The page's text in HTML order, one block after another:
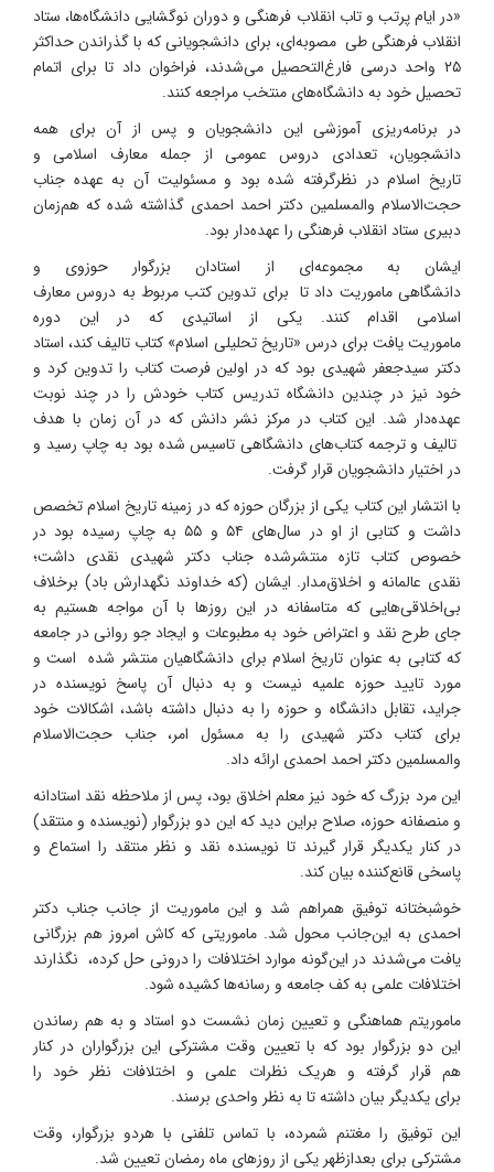
«در ایام پرتب و تاب انقلاب فرهنگی و دوران نوگشایی دانشگاه‌ها، ستاد
انقلاب فرهنگی طی مصوبه‌ای، برای دانشجویانی که با گذراندن حداکثر
۲۵ واحد درسی فارغ‌التحصیل می‌شدند، فراخوان داد تا برای اتمام
تحصیل خود به دانشگاه‌های منتخب مراجعه کنند.
در برنامه‌ریزی آموزشی این دانشجویان و پس از آن برای همه
دانشجویان، تعدادی دروس عمومی از جمله معارف اسلامی و
تاریخ اسلام در نظرگرفته شده بود و مسئولیت آن به عهده جناب
حجت‌الاسلام والمسلمین دکتر احمد احمدی گذاشته شده که هم‌زمان
دبیری ستاد انقلاب فرهنگی را عهده‌دار بود.
ایشان به مجموعه‌ای از استادان بزرگوار حوزوی و
دانشگاهی ماموریت داد تا برای تدوین کتب مربوط به دروس معارف
اسلامی اقدام کنند. یکی از اساتیدی که در این دوره
ماموریت یافت برای درس «تاریخ تحلیلی اسلام» کتاب تالیف کند، استاد
دکتر سیدجعفر شهیدی بود که در اولین فرصت کتاب را تدوین کرد و
خود نیز در چندین دانشگاه تدریس کتاب خودش را در چند نوبت
عهده‌دار شد. این کتاب در مرکز نشر دانش که در آن زمان با هدف
تالیف و ترجمه کتاب‌های دانشگاهی تاسیس شده بود به چاپ رسید و
در اختیار دانشجویان قرار گرفت.
با انتشار این کتاب یکی از بزرگان حوزه که در زمینه تاریخ اسلام تخصص
داشت و کتابی از او در سال‌های ۵۴ و ۵۵ به چاپ رسیده بود در
خصوص کتاب تازه منتشرشده جناب دکتر شهیدی نقدی داشت؛
نقدی عالمانه و اخلاق‌مدار. ایشان (که خداوند نگهدارش باد) برخلاف
بی‌اخلاقی‌هایی که متاسفانه در این روزها با آن مواجه هستیم به
جای طرح نقد و اعتراض خود به مطبوعات و ایجاد جو روانی در جامعه
که کتابی به عنوان تاریخ اسلام برای دانشگاهیان منتشر شده است و
مورد تایید حوزه علمیه نیست و به دنبال آن پاسخ نویسنده در
جراید، تقابل دانشگاه و حوزه را به دنبال داشته باشد، اشکالات خود
برای کتاب دکتر شهیدی را به مسئول امر، جناب حجت‌الاسلام
والمسلمین دکتر احمد احمدی ارائه داد.
این مرد بزرگ که خود نیز معلم اخلاق بود، پس از ملاحظه نقد استادانه
و منصفانه حوزه، صلاح براین دید که این دو بزرگوار (نویسنده و منتقد)
در کنار یکدیگر قرار گیرند تا نویسنده نقد و نظر منتقد را استماع و
پاسخی قانع‌کننده بیان کند.
خوشبختانه توفیق همراهم شد و این ماموریت از جانب جناب دکتر
احمدی به این‌جانب محول شد. ماموریتی که کاش امروز هم بزرگانی
یافت می‌شدند در این‌گونه موارد اختلافات را درونی حل کرده، نگذارند
اختلافات علمی به کف جامعه و رسانه‌ها کشیده شود.
ماموریتم هماهنگی و تعیین زمان نشست دو استاد و به هم رساندن
این دو بزرگوار بود که با تعیین وقت مشترکی این بزرگواران در کنار
هم قرار گرفته و هریک نظرات علمی و اختلافات نظر خود را
برای یکدیگر بیان داشته تا به نظر واحدی برسند.
این توفیق را مغتنم شمرده، با تماس تلفنی با هردو بزرگوار، وقت
مشترکی برای بعدازظهر یکی از روزهای ماه رمضان تعیین شد.